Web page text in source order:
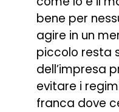
bene per
agire in un
piccolo resta
dell’impresa
evitare i
franca dove